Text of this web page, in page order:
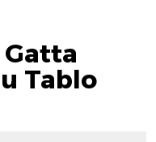
Gatta
Tablo